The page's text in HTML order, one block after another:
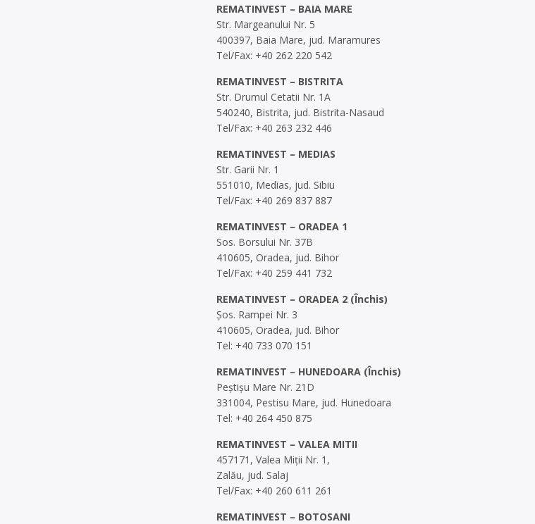
REMATINVEST – BAIA MARE
Str. Margeanului Nr. 5
400397, Baia Mare, jud. Maramures
Tel/Fax: +40 262 220 542
REMATINVEST – BISTRITA
Str. Drumul Cetatii Nr. 1A
540240, Bistrita, jud. Bistrita-Nasaud
Tel/Fax: +40 263 232 446
REMATINVEST – MEDIAS
Str. Garii Nr. 1
551010, Medias, jud. Sibiu
Tel/Fax: +40 269 837 887
REMATINVEST – ORADEA 1
Sos. Borsului Nr. 37B
410605, Oradea, jud. Bihor
Tel/Fax: +40 259 441 732
REMATINVEST – ORADEA 2 (Închis)
Șos. Rampei Nr. 3
410605, Oradea, jud. Bihor
Tel: +40 733 070 151
REMATINVEST – HUNEDOARA (Închis)
Peștișu Mare Nr. 21D
331004, Pestisu Mare, jud. Hunedoara
Tel: +40 264 450 875
REMATINVEST – VALEA MITII
457171, Valea Miții Nr. 1,
Zalău, jud. Salaj
Tel/Fax: +40 260 611 261
REMATINVEST – BOTOSANI